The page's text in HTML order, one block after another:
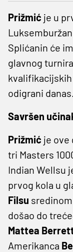
Prižmić je u
Splićanin će
glavnog
odigrani danas.
Savršen
Prižmić je ove
tri Masters
Indian Wellsu
prvog kola u
Filsu
došao do
Mattea
Amerikanca